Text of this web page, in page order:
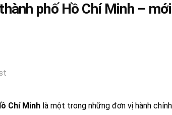
phố Hồ Chí Minh –
Chí Minh là một trong những đơn vị hành